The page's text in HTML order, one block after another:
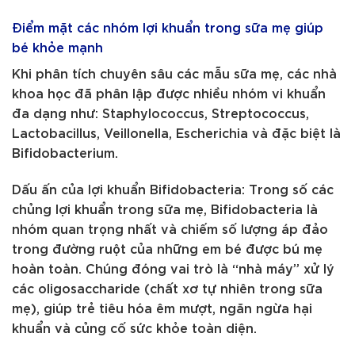
Điểm mặt các nhóm lợi khuẩn trong sữa mẹ giúp
bé khỏe mạnh
Khi phân tích chuyên sâu các mẫu sữa mẹ, các nhà
khoa học đã phân lập được nhiều nhóm vi khuẩn
đa dạng như: Staphylococcus, Streptococcus,
Lactobacillus, Veillonella, Escherichia và đặc biệt là
Bifidobacterium.
Dấu ấn của lợi khuẩn Bifidobacteria: Trong số các
chủng lợi khuẩn trong sữa mẹ, Bifidobacteria là
nhóm quan trọng nhất và chiếm số lượng áp đảo
trong đường ruột của những em bé được bú mẹ
hoàn toàn. Chúng đóng vai trò là “nhà máy” xử lý
các oligosaccharide (chất xơ tự nhiên trong sữa
mẹ), giúp trẻ tiêu hóa êm mượt, ngăn ngừa hại
khuẩn và củng cố sức khỏe toàn diện.